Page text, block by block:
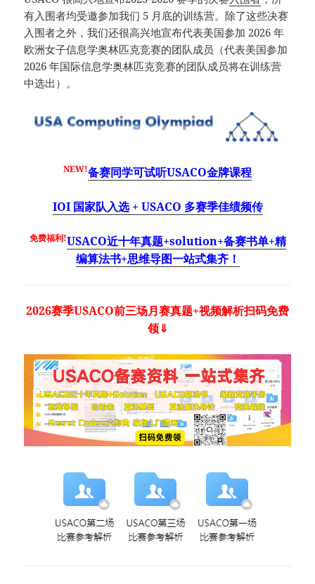
有入围者均受邀参加我们 5 月底的训练营。除了这些决赛
入围者之外，我们还很高兴地宣布代表美国参加 2026 年
欧洲女子信息学奥林匹克竞赛的团队成员（代表美国参加
2026 年国际信息学奥林匹克竞赛的团队成员将在训练营
中选出）。
NEW!备赛同学可试听USACO金牌课程
IOI 国家队入选 + USACO 多赛季佳绩频传
免费福利!USACO近十年真题+solution+备赛书单+精
编算法书+思维导图一站式集齐！
2026赛季USACO前三场月赛真题+视频解析扫码免费
领⇓